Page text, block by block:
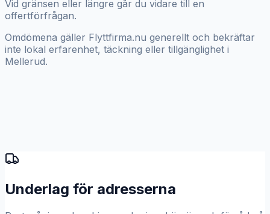
Vid gränsen eller längre går du vidare till en
offertförfrågan.
Omdömena gäller Flyttfirma.nu generellt och bekräftar
inte lokal erfarenhet, täckning eller tillgänglighet i
Mellerud.
Underlag för adresserna